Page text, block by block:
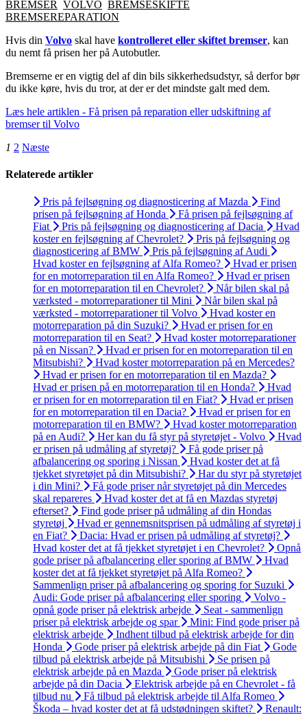
BREMSER VOLVO BREMSESKIFTE
BREMSEREPARATION
Hvis din Volvo skal have kontrolleret eller skiftet bremser, kan
du nemt få prisen her på Autobutler.
Bremserne er en vigtig del af din bils sikkerhedsudstyr, så derfor bør
du ikke køre, hvis du tror, at der er det mindste galt med dem.
Læs hele artiklen - Få prisen på reparation eller udskiftning af
bremser til Volvo
1 2 Næste
Relaterede artikler
Pris på fejlsøgning og diagnosticering af Mazda
Find
prisen på fejlsøgning af Honda
Få prisen på fejlsøgning af
Fiat
Pris på fejlsøgning og diagnosticering af Dacia
Hvad
koster en fejlsøgning af Chevrolet?
Pris på fejlsøgning og
diagnosticering af BMW
Pris på fejlsøgning af Audi
Hvad koster en fejlsøgning af Alfa Romeo?
Hvad er prisen
for en motorreparation til en Alfa Romeo?
Hvad er prisen
for en motorreparation til en Chevrolet?
Når bilen skal på
værksted - motorreparationer til Mini
Når bilen skal på
værksted - motorreparationer til Volvo
Hvad koster en
motorreparation på din Suzuki?
Hvad er prisen for en
motorreparation til en Seat?
Hvad koster motorreparationer
på en Nissan?
Hvad er prisen for en motorreparation til en
Mitsubishi?
Hvad koster motorreparation på en Mercedes?
Hvad er prisen for en motorreparation til en Mazda?
Hvad er prisen på en motorreparation til en Honda?
Hvad
er prisen for en motorreparation til en Fiat?
Hvad er prisen
for en motorreparation til en Dacia?
Hvad er prisen for en
motorreparation til en BMW?
Hvad koster motorreparation
på en Audi?
Her kan du få styr på styretøjet - Volvo
Hvad
er prisen på udmåling af styretøj?
Få gode priser på
afbalancering og sporing i Nissan
Hvad koster det at få
tjekket styretøjet på din Mitsubishi?
Har du styr på styretøjet
i din Mini?
Få gode priser når styretøjet på din Mercedes
skal repareres
Hvad koster det at få en Mazdas styretøj
efterset?
Find gode priser på udmåling af din Hondas
styretøj
Hvad er gennemsnitsprisen på udmåling af styretøj i
en Fiat?
Dacia: Hvad er prisen på udmåling af styretøj?
Hvad koster det at få tjekket styretøjet i en Chevrolet?
Opnå
gode priser på afbalancering eller sporing af BMW
Hvad
koster det at få tjekket styretøjet på Alfa Romeo?
Sammenlign priser på afbalancering og sporing for Suzuki
Audi: Gode priser på afbalancering eller sporing
Volvo -
opnå gode priser på elektrisk arbejde
Seat - sammenlign
priser på elektrisk arbejde og spar
Mini: Find gode priser på
elektrisk arbejde
Indhent tilbud på elektrisk arbejde for din
Honda
Gode priser på elektrisk arbejde på din Fiat
Gode
tilbud på elektrisk arbejde på Mitsubishi
Se prisen på
elektrisk arbejde på en Mazda
Gode priser på elektrisk
arbejde på din Dacia
Elektrisk arbejde på en Chevrolet - få
tilbud nu
Få tilbud på elektrisk arbejde til Alfa Romeo
Škoda – hvad koster det at få udstødningen skiftet?
Renault: